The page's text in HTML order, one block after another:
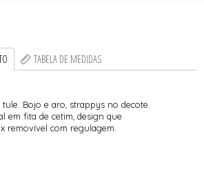
TABELA DE MEDIDAS
Bojo e aro, strappys no decote.
em fita de cetim, design que
removível com regulagem.